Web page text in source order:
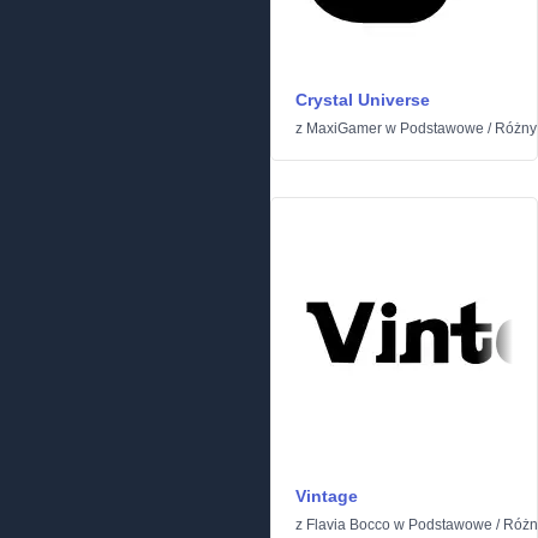
Crystal Universe
z MaxiGamer w Podstawowe / Różny
Vintage
z Flavia Bocco w Podstawowe /